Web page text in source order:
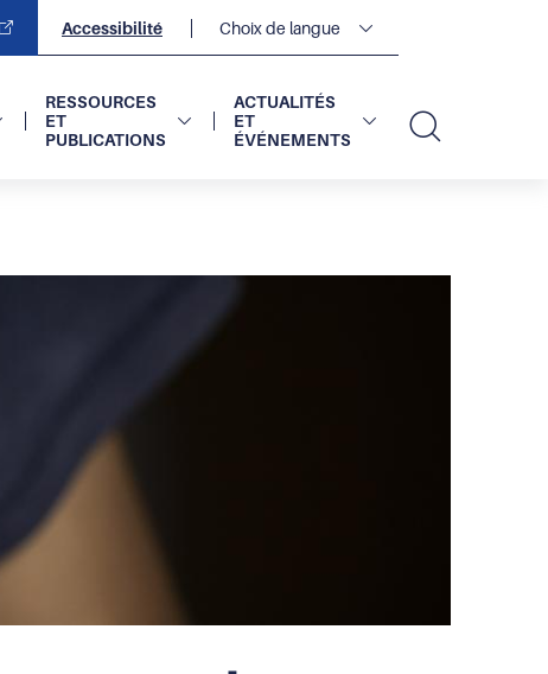
secondaire
Accessibilité Choix de langue
RESSOURCES
ET
PUBLICATIONS
ACTUALITÉS
ET
ÉVÉNEMENTS